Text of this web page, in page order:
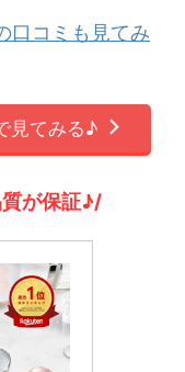
口コミも見てみ
見てみる♪
が保証♪/